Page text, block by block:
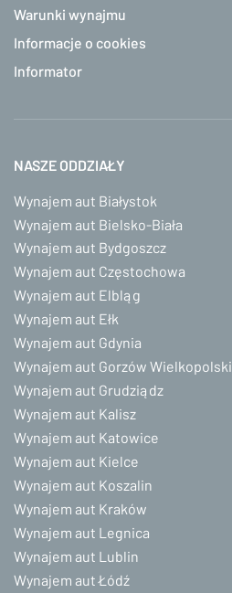
Warunki wynajmu
Informacje o cookies
Informator
NASZE ODDZIAŁY
Wynajem aut Białystok
Wynajem aut Bielsko-Biała
Wynajem aut Bydgoszcz
Wynajem aut Częstochowa
Wynajem aut Elbląg
Wynajem aut Ełk
Wynajem aut Gdynia
Wynajem aut Gorzów Wielkopolski
Wynajem aut Grudziądz
Wynajem aut Kalisz
Wynajem aut Katowice
Wynajem aut Kielce
Wynajem aut Koszalin
Wynajem aut Kraków
Wynajem aut Legnica
Wynajem aut Lublin
Wynajem aut Łódź